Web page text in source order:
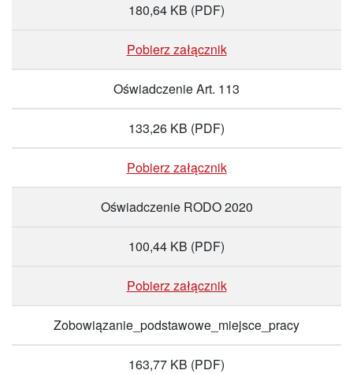
180,64 KB (PDF)
Pobierz załącznik
Oświadczenie Art. 113
133,26 KB (PDF)
Pobierz załącznik
Oświadczenie RODO 2020
100,44 KB (PDF)
Pobierz załącznik
Zobowiązanie_podstawowe_miejsce_pracy
163,77 KB (PDF)